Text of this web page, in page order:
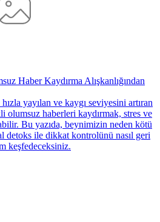
Haber Kaydırma Alışkanlığından
yayılan ve kaygı seviyesini artıran
olumsuz haberleri kaydırmak, stres ve
Bu yazıda, beynimizin neden kötü
detoks ile dikkat kontrolünü nasıl geri
keşfedeceksiniz.